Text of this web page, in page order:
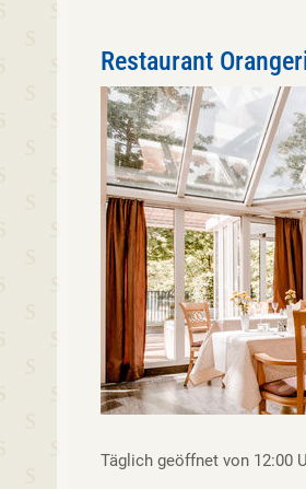
Restaurant
Täglich geöffnet von 12:00